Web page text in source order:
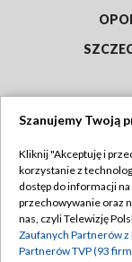
Abonament
Emisja w TVP
Szanujemy Twoją
Kliknij "Akceptuję i
korzystanie z
dostęp do informacji
przechowywanie oraz
nas, czyli Telewizję
Zaufanych Partnerów
Partnerów TVP (93